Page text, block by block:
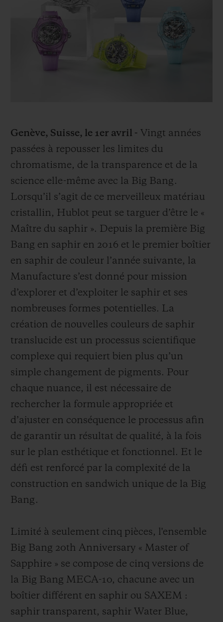
Genève, Suisse, le 1er avril - Vingt années
passées à repousser les limites du
chromatisme, de la transparence et de la
science elle-même avec la Big Bang.
Lorsqu’il s’agit de ce merveilleux matériau
cristallin, Hublot peut se targuer d’être le «
Maître du saphir ». Depuis la première Big
Bang en saphir en 2016 et le premier boîtier
en saphir de couleur l’année suivante, la
Manufacture s’est donné pour mission
d’explorer et d’exploiter le saphir et ses
nombreuses formes potentielles. La
création de nouvelles couleurs de saphir
translucide est un processus scientifique
complexe qui requiert bien plus qu’un
simple changement de pigments. Pour
chaque nuance, il est nécessaire de
rechercher la formule appropriée et
d’ajuster en conséquence le processus afin
de garantir un résultat de qualité, à la fois
sur le plan esthétique et fonctionnel. Et le
défi est renforcé par la complexité de la
construction en sandwich unique de la Big
Bang.
Limité à seulement cinq pièces, l'ensemble
Big Bang 20th Anniversary « Master of
Sapphire » se compose de cinq versions de
la Big Bang MECA-10, chacune avec un
boîtier différent en saphir ou SAXEM :
saphir transparent, saphir Water Blue,
COLORED CERAMIC
BIG BANG
ESSENTIAL
LIVRAISON ET RETOURS GRATUITS
PAIEMENT SÉCURISÉ
NOUS CONTACTER